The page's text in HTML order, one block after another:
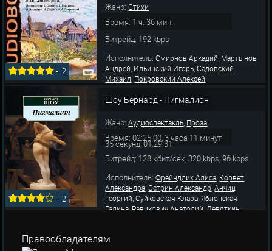
-2
Жанр:Стихи
Время: 1 ч. 36 мин.
Битрейд: 192 kbps
Исполнитель:Смирнов Аркадий Мартынов
Андрей Ильинский Игорь ,Садовский
Михаил Покровский Алексей
-2
Шоу Бернард - Пигмалион
Жанр:Аудиоспектакль, Проза
Время: 02:25:00, 3 часа 11 минут
35 секунд, 01:29:31
Битрейд: 128 кбит/сек, 320 kbps, 96 kbps
Исполнитель:Фрейндлих Алиса, Корвет
Александра, Эстрин Александр,Анчиц
Георгий,Суйковская Клара,Яблонская
Галина Равикович Анатолий Девяткин
Евгений
Правообладателям